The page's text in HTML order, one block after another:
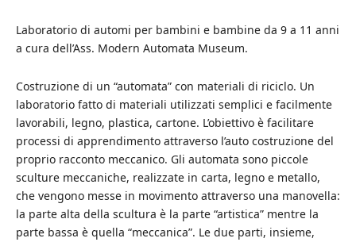
Laboratorio di automi per bambini e bambine da 9 a 11 anni
a cura dell’Ass. Modern Automata Museum.
Costruzione di un “automata” con materiali di riciclo. Un
laboratorio fatto di materiali utilizzati semplici e facilmente
lavorabili, legno, plastica, cartone. L’obiettivo è facilitare
processi di apprendimento attraverso l’auto costruzione del
proprio racconto meccanico. Gli automata sono piccole
sculture meccaniche, realizzate in carta, legno e metallo,
che vengono messe in movimento attraverso una manovella:
la parte alta della scultura è la parte “artistica” mentre la
parte bassa è quella “meccanica”. Le due parti, insieme,